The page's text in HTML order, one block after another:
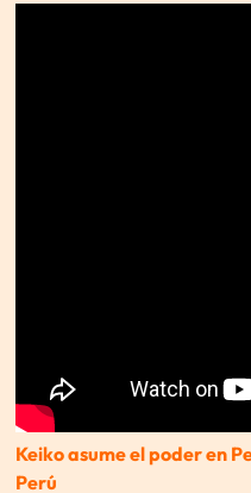
Keiko asume el poder en
Perú